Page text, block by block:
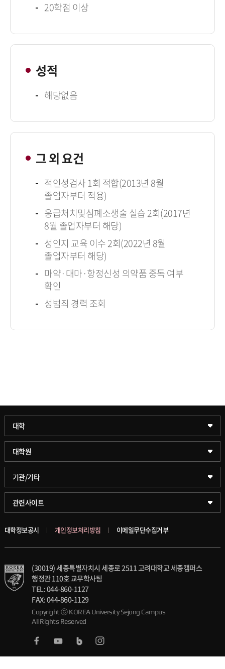
20학점 이상
성적
해당없음
그 외 요건
적인성검사 1회 적합(2013년 8월
졸업자부터 적용)
응급처치및심폐소생술 실습 2회(2017년
8월 졸업자부터 해당)
성인지 교육 이수 2회(2022년 8월
졸업자부터 해당)
마약·대마·항정신성 의약품 중독 여부
확인
성범죄 경력 조회
대학
과학기술대학
약학대학
글로벌비즈니스대학
공공정책대학
스마트도시학부
대학원
일반대학원
문화스포츠대학원
창업경영대학원
융합과학대학원
가속기과학과(일반대학원)
기관/기타
학술정보원(도서관)
학술정보팀
국제교류교육원
대학일자리플러스센터
세종학생상담센터
세종창업교육센터
관련사이트
KUPID
블랙보드
의료원
발전기금
인재양성통합관리시스템(KUSEUM)
대학정보공시 개인정보처리방침 이메일무단수집거부
(30019) 세종특별자치시 세종로 2511 고려대학교 세종캠퍼스
행정관 110호 교무학사팀
TEL: 044-860-1127
FAX: 044-860-1129
Copyright ⓒ KOREA University Sejong Campus
All Rights Reserved